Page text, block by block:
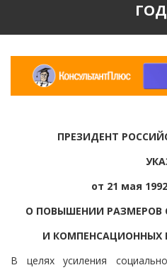
ПРЕЗИДЕНТ
от 21 мая
О ПОВЫШЕНИИ
И КОМПЕНСАЦИОННЫХ
В целях усиления